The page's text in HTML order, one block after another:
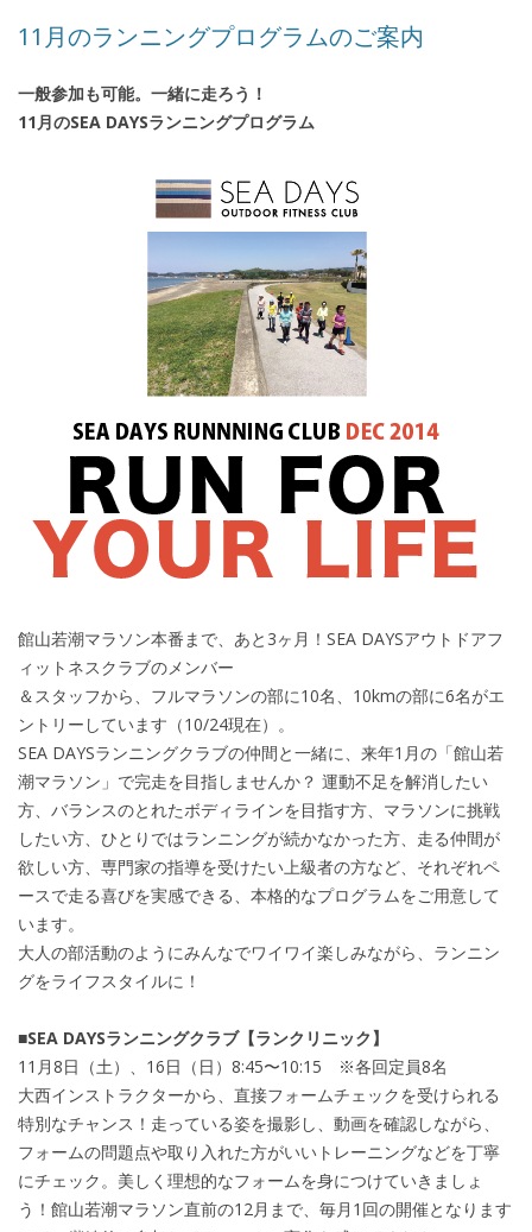
11月のランニングプログラムのご案内
一般参加も可能。一緒に走ろう！
11月のSEA DAYSランニングプログラム
館山若潮マラソン本番まで、あと3ヶ月！SEA DAYSアウトドアフ
ィットネスクラブのメンバー
＆スタッフから、フルマラソンの部に10名、10kmの部に6名がエ
ントリーしています（10/24現在）。
SEA DAYSランニングクラブの仲間と一緒に、来年1月の「館山若
潮マラソン」で完走を目指しませんか？ 運動不足を解消したい
方、バランスのとれたボディラインを目指す方、マラソンに挑戦
したい方、ひとりではランニングが続かなかった方、走る仲間が
欲しい方、専門家の指導を受けたい上級者の方など、それぞれペ
ースで走る喜びを実感できる、本格的なプログラムをご用意して
います。
大人の部活動のようにみんなでワイワイ楽しみながら、ランニン
グをライフスタイルに！
■SEA DAYSランニングクラブ【ランクリニック】
11月8日（土）、16日（日）8:45〜10:15 ※各回定員8名
大西インストラクターから、直接フォームチェックを受けられる
特別なチャンス！走っている姿を撮影し、動画を確認しながら、
フォームの問題点や取り入れた方がいいトレーニングなどを丁寧
にチェック。美しく理想的なフォームを身につけていきましょ
う！館山若潮マラソン直前の12月まで、毎月1回の開催となります